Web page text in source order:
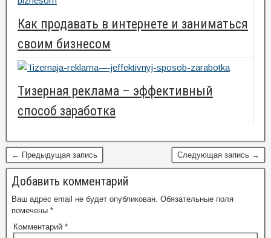
Как продавать в интернете и заниматься
своим бизнесом
Тизерная реклама – эффективный
способ заработка
← Предыдущая запись Следующая запись →
Добавить комментарий
Ваш адрес email не будет опубликован. Обязательные поля
помечены *
Комментарий *